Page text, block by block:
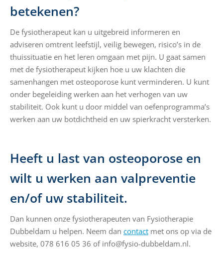
betekenen?
De fysiotherapeut kan u uitgebreid informeren en
adviseren omtrent leefstijl, veilig bewegen, risico’s in de
thuissituatie en het leren omgaan met pijn. U gaat samen
met de fysiotherapeut kijken hoe u uw klachten die
samenhangen met osteoporose kunt verminderen. U kunt
onder begeleiding werken aan het verhogen van uw
stabiliteit. Ook kunt u door middel van oefenprogramma’s
werken aan uw botdichtheid en uw spierkracht versterken.
Heeft u last van osteoporose en
wilt u werken aan valpreventie
en/of uw stabiliteit.
Dan kunnen onze fysiotherapeuten van Fysiotherapie
Dubbeldam u helpen. Neem dan contact met ons op via de
website, 078 616 05 36 of info@fysio-dubbeldam.nl.